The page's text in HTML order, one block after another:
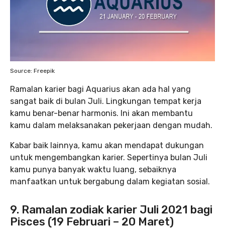
Source: Freepik
Ramalan karier bagi Aquarius akan ada hal yang
sangat baik di bulan Juli. Lingkungan tempat kerja
kamu benar-benar harmonis. Ini akan membantu
kamu dalam melaksanakan pekerjaan dengan mudah.
Kabar baik lainnya, kamu akan mendapat dukungan
untuk mengembangkan karier. Sepertinya bulan Juli
kamu punya banyak waktu luang, sebaiknya
manfaatkan untuk bergabung dalam kegiatan sosial.
9. Ramalan zodiak karier Juli 2021 bagi
Pisces (19 Februari – 20 Maret)